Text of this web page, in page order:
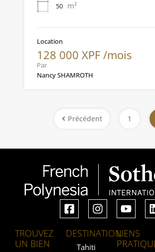
50 m²
Location
128 000 XPF /mois
Par
Nancy SHAMROTH
Précédent 1
TROUVEZ
UN BIEN
DESTINATION
Tahiti
LIENS